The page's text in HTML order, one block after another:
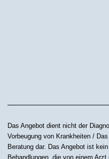
Das Angebot dient nicht der
Vorbeugung von Krankheiten /
Beratung dar. Das Angebot ist
Behandlungen, die von einem